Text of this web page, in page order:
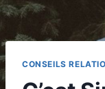
CONSEILS